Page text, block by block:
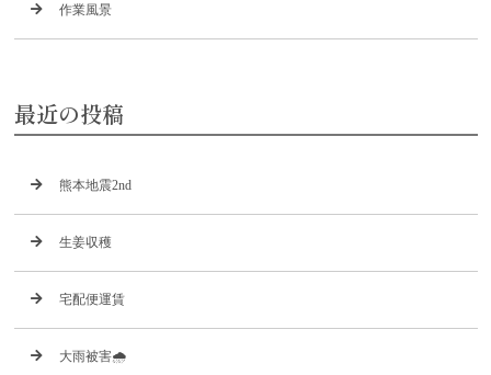
作業風景
最近の投稿
熊本地震2nd
生姜収穫
宅配便運賃
大雨被害🌧️